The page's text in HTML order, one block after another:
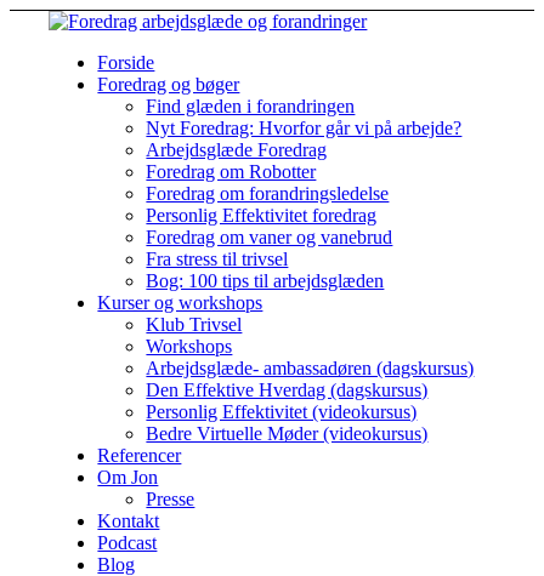
Forside
Foredrag og bøger
Find glæden i forandringen
Nyt Foredrag: Hvorfor går vi på arbejde?
Arbejdsglæde Foredrag
Foredrag om Robotter
Foredrag om forandringsledelse
Personlig Effektivitet foredrag
Foredrag om vaner og vanebrud
Fra stress til trivsel
Bog: 100 tips til arbejdsglæden
Kurser og workshops
Klub Trivsel
Workshops
Arbejdsglæde- ambassadøren (dagskursus)
Den Effektive Hverdag (dagskursus)
Personlig Effektivitet (videokursus)
Bedre Virtuelle Møder (videokursus)
Referencer
Om Jon
Presse
Kontakt
Podcast
Blog